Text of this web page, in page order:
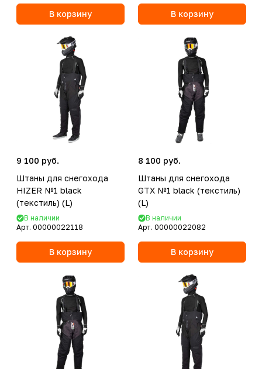
В корзину В корзину
9 100 руб.
Штаны для снегохода
HIZER №1 black
(текстиль) (L)
В наличии
Арт. 00000022118
В корзину
8 100 руб.
Штаны для снегохода
GTX №1 black (текстиль)
(L)
В наличии
Арт. 00000022082
В корзину